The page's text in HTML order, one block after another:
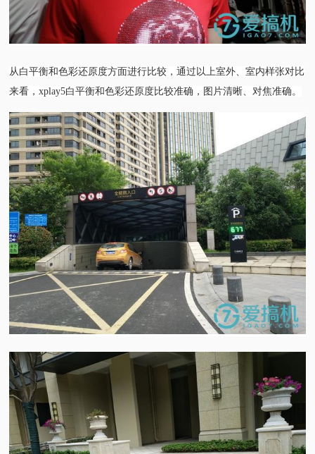
从白平衡和色彩还原度方面进行比较，通过以上室外、室内样张对比
来看，xplay5白平衡和色彩还原度比较准确，图片清晰、对焦准确。